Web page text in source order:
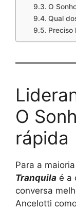
O
Qual
Preciso
O
rápida
Para a
Tranquila é a
conversa
Ancelotti